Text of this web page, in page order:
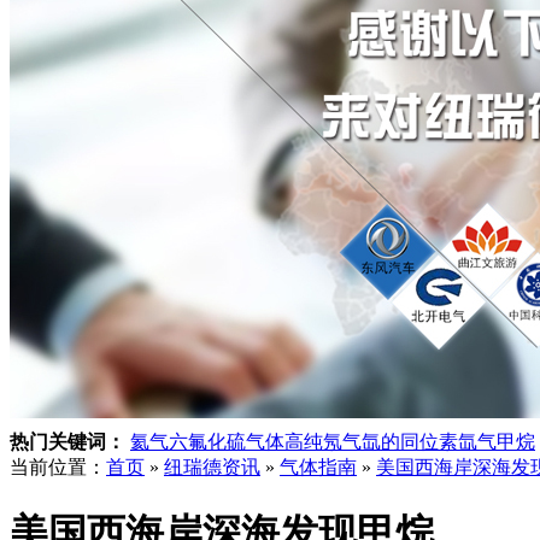
热门关键词： 氦气六氟化硫气体高纯氖气氙的同位素氙气甲烷
当前位置： 首页 » 纽瑞德资讯 » 气体指南 » 美国西海岸深海发